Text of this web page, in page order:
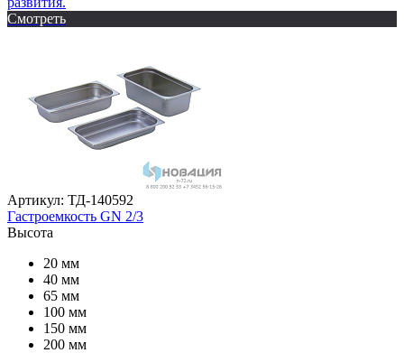
Смотреть
Артикул: ТД-140592
Гастроемкость GN 2/3
Высота
20 мм
40 мм
65 мм
100 мм
150 мм
200 мм